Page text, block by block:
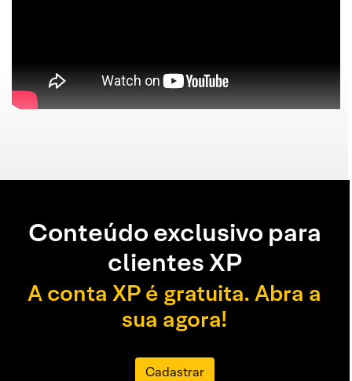
Conteúdo exclusivo para
clientes XP
A conta XP é gratuita. Abra a
sua agora!
Cadastrar